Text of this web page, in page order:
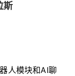
斯
人模块和AI聊